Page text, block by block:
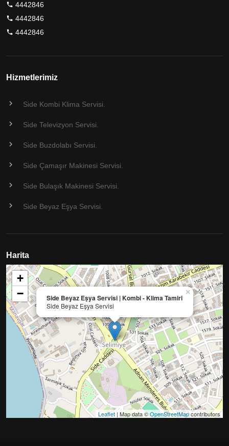
4442846
4442846
4442846
Hizmetlerimiz
Side Kombi Klima Servisi.
Side Televizyon Servisi.
Side Buzdolabı Servisi.
Side Çamaşır Makinesi Servisi.
Side Bulaşık Makinesi Servisi.
Side Beyaz Eşya Servisi.
Harita
Side Beyaz Eşya Servisi | Kombi - Klima Tamiri
Side Beyaz Eşya Servisi
×
+
−
Leaflet | Map data ©OpenStreetMapcontributors